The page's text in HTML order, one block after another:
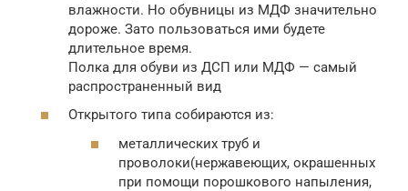
влажности. Но обувницы из МДФ значительно
дороже. Зато пользоваться ими будете
длительное время.
Полка для обуви из ДСП или МДФ — самый
распространенный вид
Открытого типа собираются из:
металлических труб и
проволоки(нержавеющих, окрашенных
при помощи порошкового напыления,